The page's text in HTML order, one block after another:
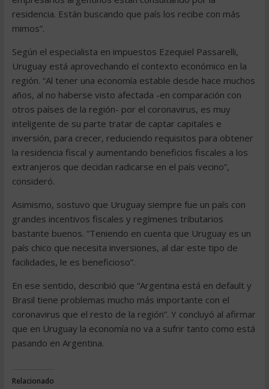
residencia. Están buscando que país los recibe con más
mimos”.
Según el especialista en impuestos Ezequiel Passarelli,
Uruguay está aprovechando el contexto económico en la
región. “Al tener una economía estable desde hace muchos
años, al no haberse visto afectada -en comparación con
otros países de la región- por el coronavirus, es muy
inteligente de su parte tratar de captar capitales e
inversión, para crecer, reduciendo requisitos para obtener
la residencia fiscal y aumentando beneficios fiscales a los
extranjeros que decidan radicarse en el país vecino”,
consideró.
Asimismo, sostuvo que Uruguay siempre fue un país con
grandes incentivos fiscales y regímenes tributarios
bastante buenos. “Teniendo en cuenta que Uruguay es un
país chico que necesita inversiones, al dar este tipo de
facilidades, le es beneficioso”.
En ese sentido, describió que “Argentina está en default y
Brasil tiene problemas mucho más importante con el
coronavirus que el resto de la región”. Y concluyó al afirmar
que en Uruguay la economía no va a sufrir tanto como está
pasando en Argentina.
Relacionado